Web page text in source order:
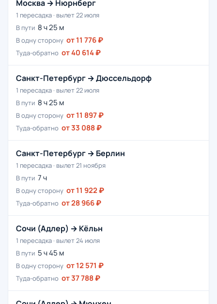
Москва → Нюрнберг
1 пересадка · вылет 22 июля
В пути 8 ч 25 м
В одну сторону от 11 776 ₽
Туда-обратно от 40 614 ₽
Санкт-Петербург → Дюссельдорф
1 пересадка · вылет 22 июля
В пути 8 ч 25 м
В одну сторону от 11 897 ₽
Туда-обратно от 33 088 ₽
Санкт-Петербург → Берлин
1 пересадка · вылет 21 ноября
В пути 7 ч
В одну сторону от 11 922 ₽
Туда-обратно от 28 966 ₽
Сочи (Адлер) → Кёльн
1 пересадка · вылет 24 июля
В пути 5 ч 45 м
В одну сторону от 12 571 ₽
Туда-обратно от 37 788 ₽